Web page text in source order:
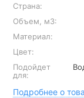
Страна:
Объем, м3:
Материал:
Цвет:
Подойдет
для:
Подробнее о